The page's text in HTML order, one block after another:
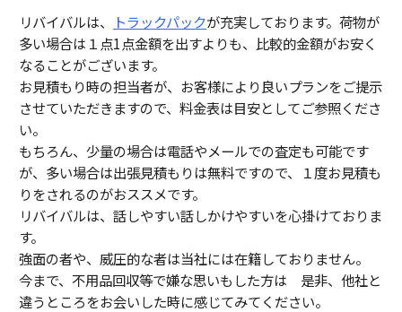
リバイバルは、 トラックパックが充実しております。荷物が
多い場合は１点1点金額を出すよりも、比較的金額がお安く
なることがございます。
お見積もり時の担当者が、お客様により良いプランをご提示
させていただきますので、料金表は目安としてご参照くださ
い。
もちろん、少量の場合は電話やメールでの査定も可能です
が、多い場合は出張見積もりは無料ですので、１度お見積も
りをされるのがおススメです。
リバイバルは、話しやすい話しかけやすいを心掛けておりま
す。
強面の者や、威圧的な者は当社には在籍しておりません。
今まで、不用品回収等で嫌な思いもした方は 是非、他社と
違うところをお会いした時に感じてみてください。